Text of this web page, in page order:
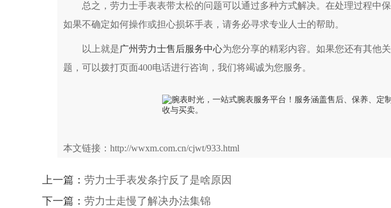
总之，劳力士手表表带太松的问题可以通过多种方式解决。在处理过程中保
如果不确定如何操作或担心损坏手表，请务必寻求专业人士的帮助。
以上就是广州劳力士售后服务中心为您分享的精彩内容。如果您还有其他
题，可以拨打页面400电话进行咨询，我们将竭诚为您服务。
本文链接：http://wwxm.com.cn/cjwt/933.html
上一篇： 劳力士手表发条拧反了是啥原因
下一篇： 劳力士走慢了解决办法集锦